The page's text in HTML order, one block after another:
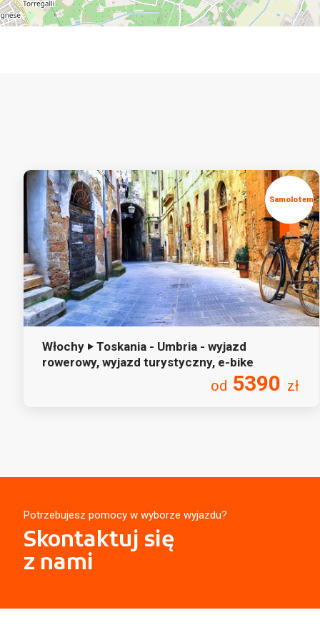
Włochy ‣ Toskania - Umbria - wyjazd
rowerowy, wyjazd turystyczny, e-bike
od 5390 zł
Potrzebujesz pomocy w wyborze wyjazdu?
Skontaktuj się
z nami